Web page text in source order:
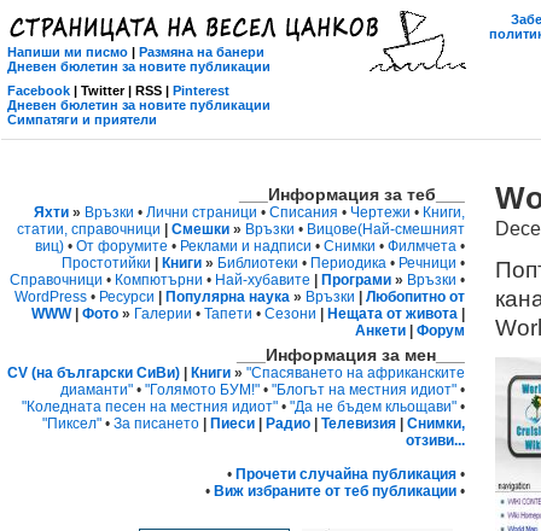
Напиши ми писмо | Размяна на банери
Дневен бюлетин за новите публикации
Facebook | Twitter | RSS | Pinterest
Дневен бюлетин за новите публикации
Симпатяги и приятели
___Информация за теб___
Яхти » Връзки • Лични страници • Списания • Чертежи • Книги,
статии, справочници
Смешки » Връзки • Вицове(Най-смешният
виц) • От форумите • Реклами и надписи • Снимки • Филмчета •
Простотийки
Книги » Библиотеки • Периодика • Речници •
Справочници • Компютърни • Най-хубавите Програми » Връзки •
WordPress • Ресурси Популярна наука » Връзки
Любопитно от
WWW| Фото » Галерии • Тапети • Сезони Нещата от живота
Анкети
Форум
___Информация за мен___
CV (на български СиВи) Книги » "Спасяването на африканските
диаманти" • "Голямото БУМ!" • "Блогът на местния идиот" •
"Коледната песен на местния идиот" • "Да не бъдем кльощави" •
"Пиксел" • За писането Пиеси Радио Телевизия
Снимки,
отзиви...
• Прочети случайна публикация •
• Виж избраните от теб публикации •